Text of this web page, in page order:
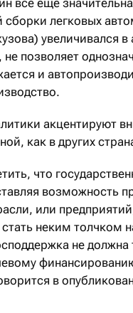
все еще
легковых
увеличивался
позволяет
и
акцентируют
как в других
что
возможность
или
неким толчком
не
в